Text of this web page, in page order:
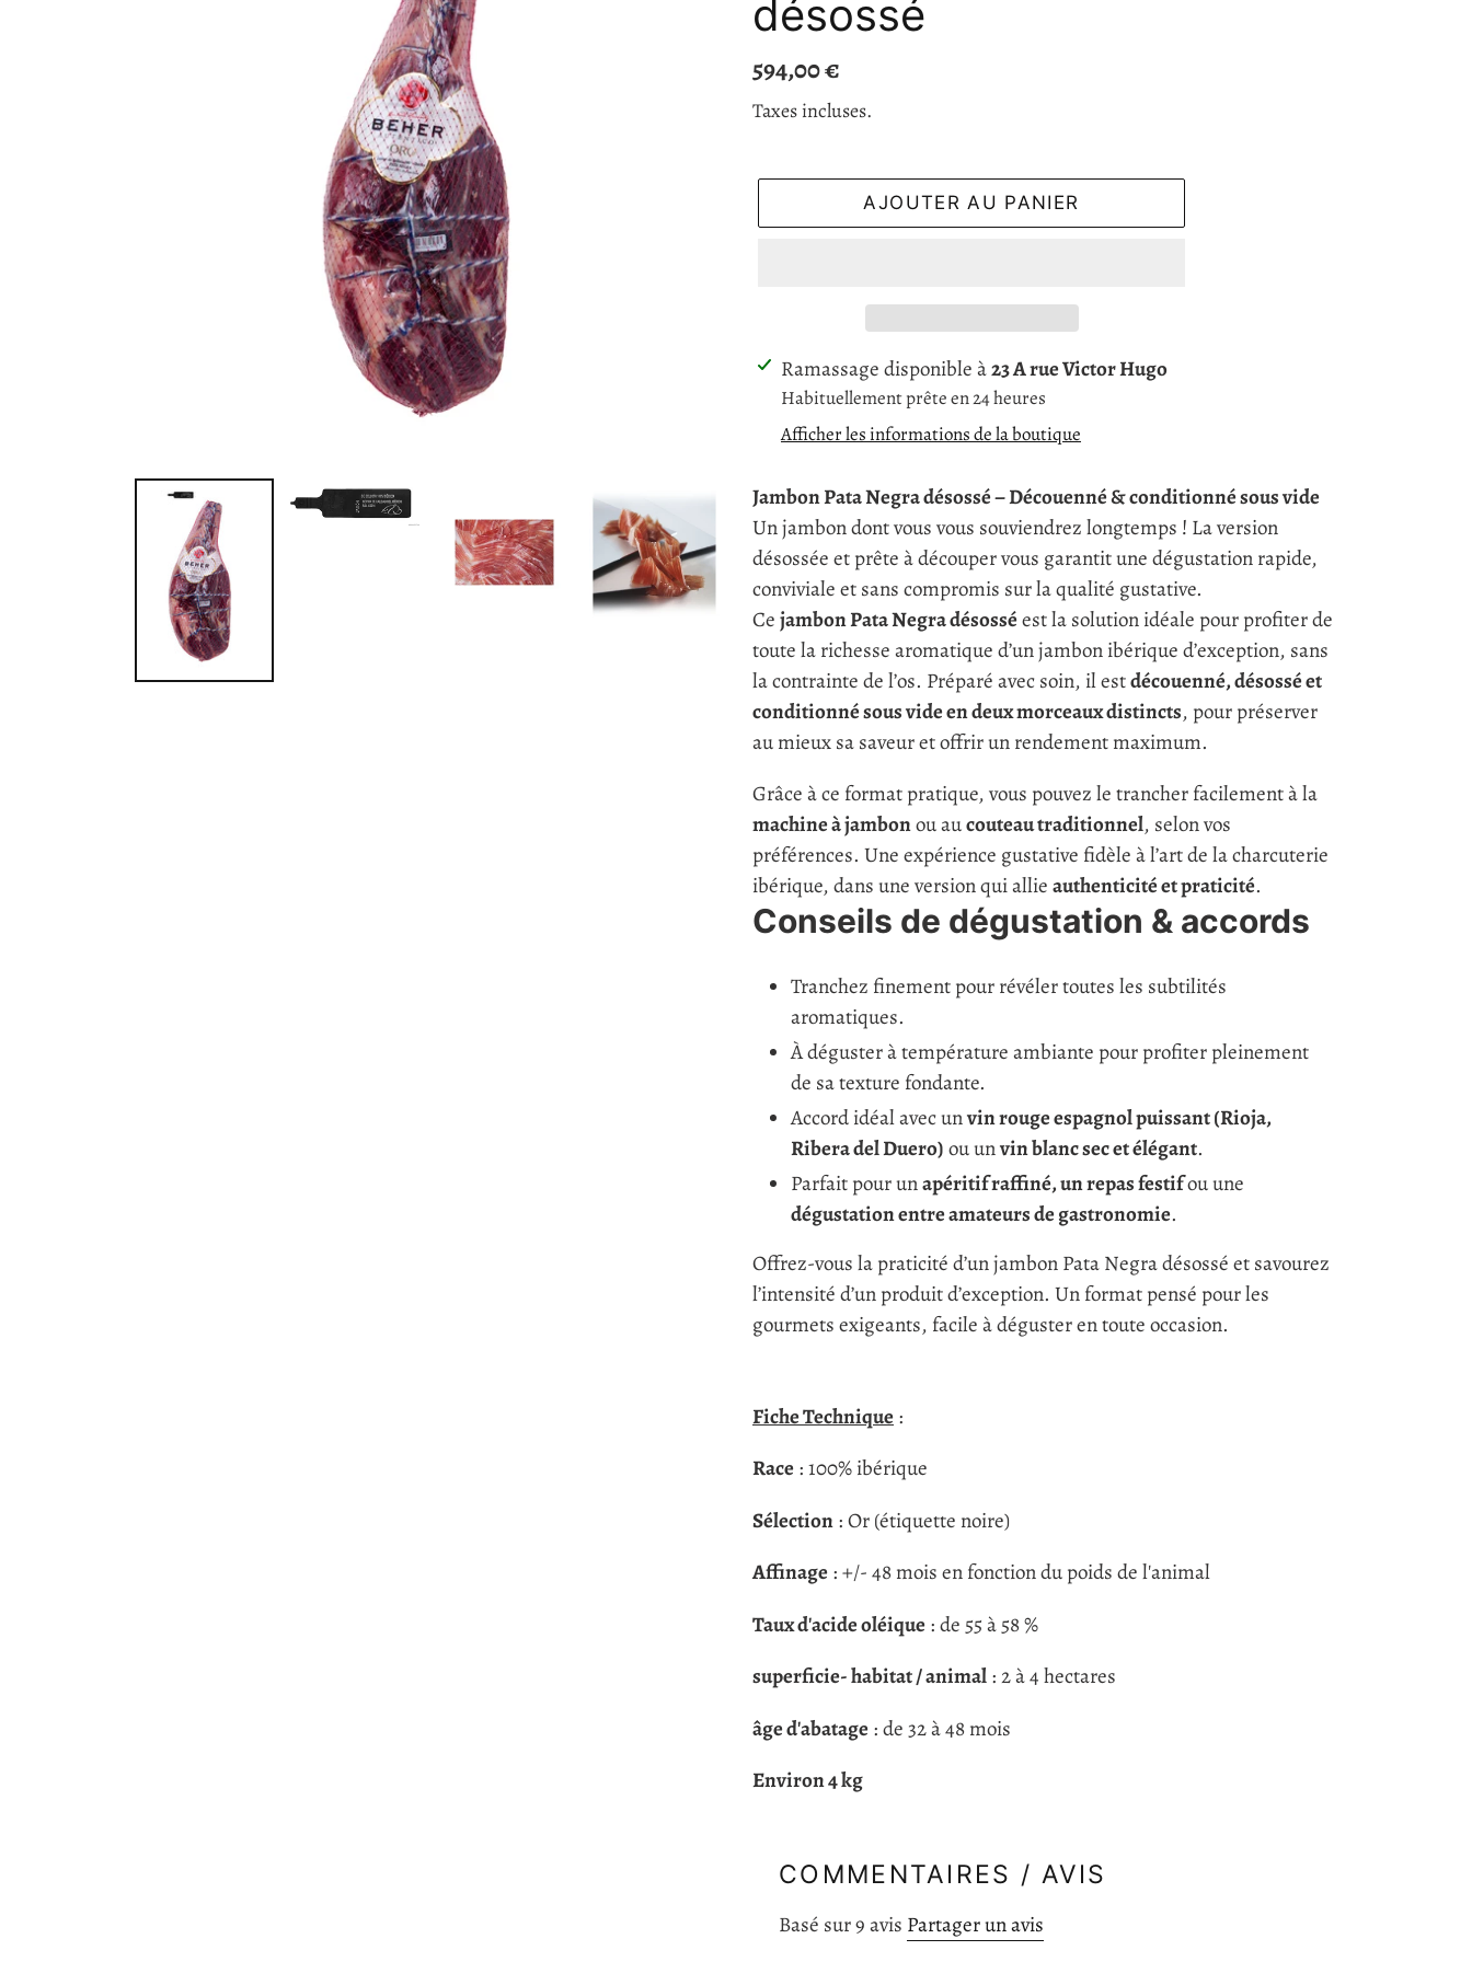
désossé
Prix
normal
594,00 €
Taxes incluses.
AJOUTER AU PANIER
Ajout
d'un
produit
votre
panier
Ramassage disponible à23 A rue Victor Hugo
Habituellement prête en 24 heures
Afficher les informations de la boutique
Jambon Pata Negra désossé – Découenné & conditionné sous vide
Un jambon dont vous vous souviendrez longtemps ! La version
désossée et prête à découper vous garantit une dégustation rapide,
conviviale et sans compromis sur la qualité gustative.
Cejambon Pata Negra désosséest la solution idéale pour profiter de
toute la richesse aromatique d’un jambon ibérique d’exception, sans
la contrainte de l’os. Préparé avec soin, il estdécouenné, désossé et
conditionné sous vide en deux morceaux distincts, pour préserver
au mieux sa saveur et offrir un rendement maximum.
Grâce à ce format pratique, vous pouvez le trancher facilement à la
machine à jambonou aucouteau traditionnel, selon vos
préférences. Une expérience gustative fidèle à l’art de la charcuterie
ibérique, dans une version qui allieauthenticité et praticité.
Conseils de dégustation & accords
Tranchez finement pour révéler toutes les subtilités
aromatiques.
À déguster à température ambiante pour profiter pleinement
de sa texture fondante.
Accord idéal avec unvin rouge espagnol puissant (Rioja,
Ribera del Duero)ou unvin blanc sec et élégant.
Parfait pour unapéritif raffiné, un repas festifou une
dégustation entre amateurs de gastronomie.
Offrez-vous la praticité d’un jambon Pata Negra désossé et savourez
l’intensité d’un produit d’exception. Un format pensé pour les
gourmets exigeants, facile à déguster en toute occasion.
Fiche Technique:
Race: 100% ibérique
Sélection: Or (étiquette noire)
Affinage: +/- 48 mois en fonction du poids de l'animal
Taux d'acide oléique: de 55 à 58 %
superficie- habitat / animal: 2 à 4 hectares
âged'abatage: de 32 à 48 mois
Environ 4 kg
COMMENTAIRES / AVIS
Basé sur 9 avis Partager un avis